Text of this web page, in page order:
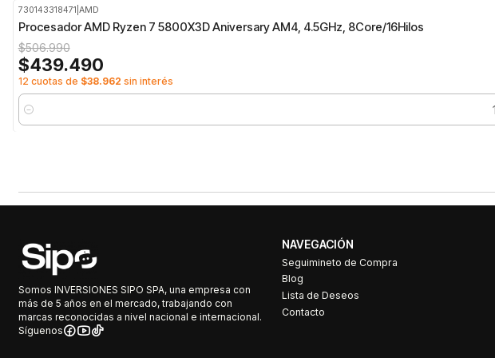
730143318471 AMD
Procesador AMD Ryzen 7 5800X3D Aniversary AM4, 4.5GHz, 8Core/16Hilos
$506.990
$439.490
12 cuotas de $38.962 sin interés
Cantidad
Somos INVERSIONES SIPO SPA, una empresa con
más de 5 años en el mercado, trabajando con
marcas reconocidas a nivel nacional e internacional.
Síguenos
NAVEGACIÓN
Seguimineto de Compra
Blog
Lista de Deseos
Contacto